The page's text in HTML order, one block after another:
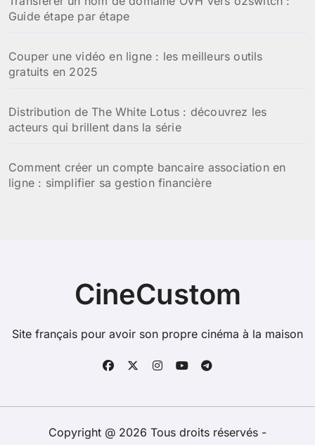
Guide étape par étape
Couper une vidéo en ligne : les meilleurs outils
gratuits en 2025
Distribution de The White Lotus : découvrez les
acteurs qui brillent dans la série
Comment créer un compte bancaire association en
ligne : simplifier sa gestion financière
CineCustom
Site français pour avoir son propre cinéma à la maison
Copyright @ 2026 Tous droits réservés -